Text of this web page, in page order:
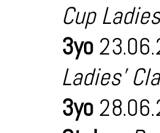
Cup
3yo
Ladies'
3yo